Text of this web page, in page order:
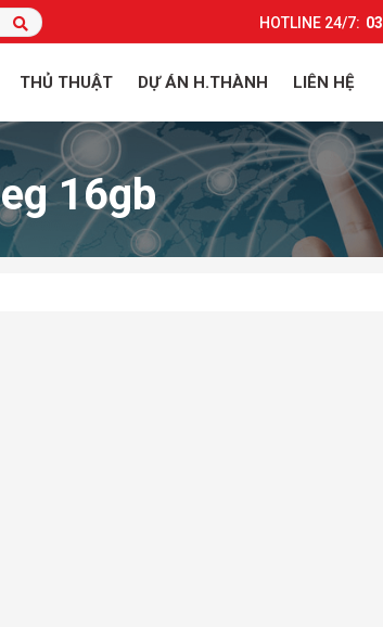
HOTLINE 24/7:
THỦ THUẬT DỰ ÁN H.THÀNH LIÊN HỆ
16gb